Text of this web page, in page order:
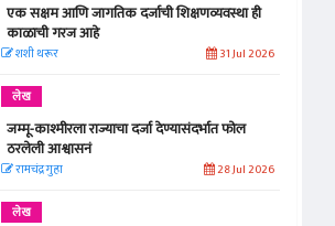
एक सक्षम आणि जागतिक दर्जाची शिक्षणव्यवस्था ही
काळाची गरज आहे
शशी थरूर 31 Jul 2026
लेख
जम्मू-काश्मीरला राज्याचा दर्जा देण्यासंदर्भात फोल
ठरलेली आश्वासनं
रामचंद्र गुहा 28 Jul 2026
लेख